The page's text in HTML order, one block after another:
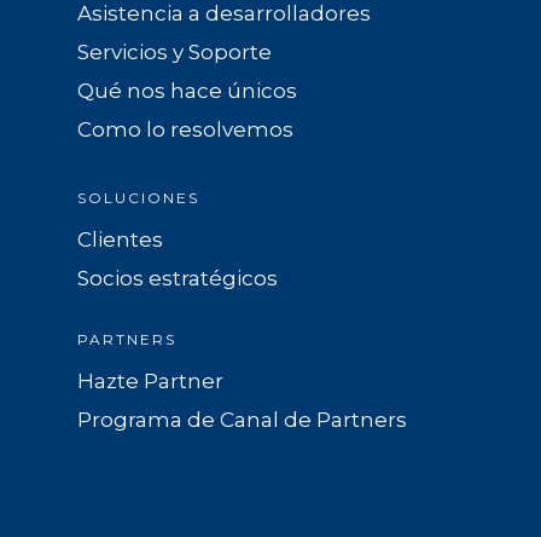
Asistencia a desarrolladores
Servicios y Soporte
Qué nos hace únicos
Como lo resolvemos
SOLUCIONES
Clientes
Socios estratégicos
PARTNERS
Hazte Partner
Programa de Canal de Partners